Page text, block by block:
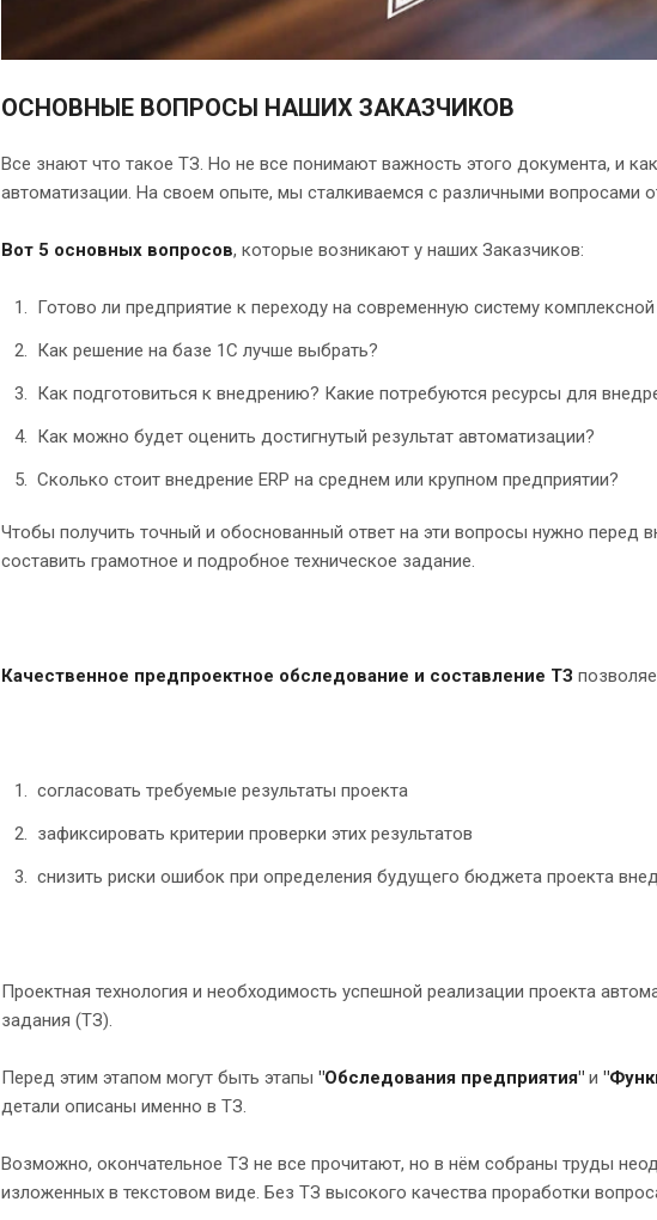
ОСНОВНЫЕ ВОПРОСЫ НАШИХ ЗАКАЗЧИКОВ
Все знают что такое ТЗ. Но не все понимают важность этого документа, и
автоматизации. На своем опыте, мы сталкиваемся с различными вопросами
Вот 5 основных вопросов, которые возникают у наших Заказчиков:
Готово ли предприятие к переходу на современную систему
Как решение на базе 1С лучше выбрать?
Как подготовиться к внедрению? Какие потребуются ресурсы для
Как можно будет оценить достигнутый результат автоматизации?
Сколько стоит внедрение ERP на среднем или крупном предприятии?
Чтобы получить точный и обоснованный ответ на эти вопросы нужно перед
составить грамотное и подробное техническое задание.
Качественное предпроектное обследование и составление ТЗ
согласовать требуемые результаты проекта
зафиксировать критерии проверки этих результатов
снизить риски ошибок при определения будущего бюджета проекта
Проектная технология и необходимость успешной реализации проекта
задания (ТЗ).
Перед этим этапом могут быть этапы "Обследования предприятия" и
детали описаны именно в ТЗ.
Возможно, окончательное ТЗ не все прочитают, но в нём собраны труды
изложенных в текстовом виде. Без ТЗ высокого качества проработки